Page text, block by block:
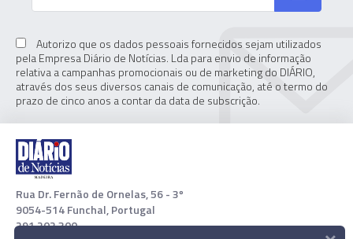
Autorizo que os dados pessoais fornecidos sejam utilizados
pela Empresa Diário de Notícias. Lda para envio de informação
relativa a campanhas promocionais ou de marketing do DIÁRIO,
através dos seus diversos canais de comunicação, até o termo do
prazo de cinco anos a contar da data de subscrição.
Rua Dr. Fernão de Ornelas, 56 - 3º
9054-514 Funchal, Portugal
291 202 300